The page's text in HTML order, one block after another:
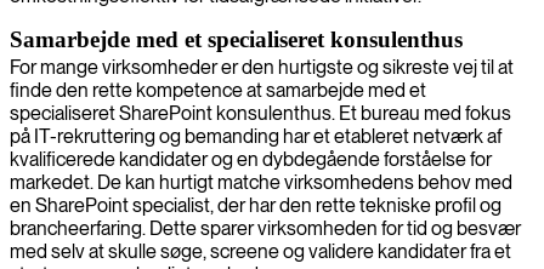
Samarbejde med et specialiseret konsulenthus
For mange virksomheder er den hurtigste og sikreste vej til at
finde den rette kompetence at samarbejde med et
specialiseret SharePoint konsulenthus. Et bureau med fokus
på IT-rekruttering og bemanding har et etableret netværk af
kvalificerede kandidater og en dybdegående forståelse for
markedet. De kan hurtigt matche virksomhedens behov med
en SharePoint specialist, der har den rette tekniske profil og
brancheerfaring. Dette sparer virksomheden for tid og besvær
med selv at skulle søge, screene og validere kandidater fra et